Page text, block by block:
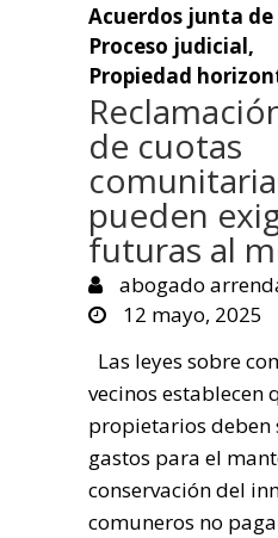
Acuerdos junta
Proceso judicial,
Propiedad
de cuotas
pueden
futuras al
abogado
12 mayo, 2025
Las leyes sobre
vecinos establecen
propietarios deben
gastos para el
conservación del
comuneros no